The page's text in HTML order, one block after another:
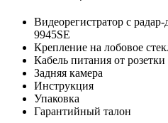
Видеорегистратор с
9945SE
Крепление на лобовое
Кабель питания от
Задняя камера
Инструкция
Упаковка
Гарантийный талон